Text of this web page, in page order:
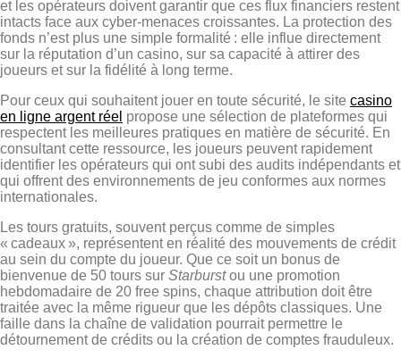
et les opérateurs doivent garantir que ces flux financiers restent
intacts face aux cyber‑menaces croissantes. La protection des
fonds n’est plus une simple formalité : elle influe directement
sur la réputation d’un casino, sur sa capacité à attirer des
joueurs et sur la fidélité à long terme.
Pour ceux qui souhaitent jouer en toute sécurité, le site casino
en ligne argent réel propose une sélection de plateformes qui
respectent les meilleures pratiques en matière de sécurité. En
consultant cette ressource, les joueurs peuvent rapidement
identifier les opérateurs qui ont subi des audits indépendants et
qui offrent des environnements de jeu conformes aux normes
internationales.
Les tours gratuits, souvent perçus comme de simples
« cadeaux », représentent en réalité des mouvements de crédit
au sein du compte du joueur. Que ce soit un bonus de
bienvenue de 50 tours sur Starburstou une promotion
hebdomadaire de 20 free spins, chaque attribution doit être
traitée avec la même rigueur que les dépôts classiques. Une
faille dans la chaîne de validation pourrait permettre le
détournement de crédits ou la création de comptes frauduleux.